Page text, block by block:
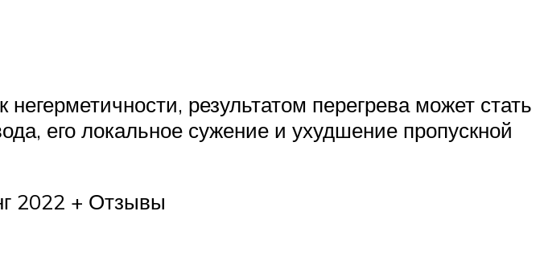
результатом перегрева может стать
его локальное сужение и ухудшение пропускной
2022 + Отзывы